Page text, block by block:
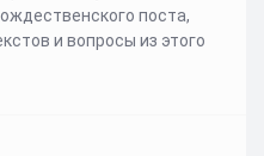
поста,
и вопросы из этого